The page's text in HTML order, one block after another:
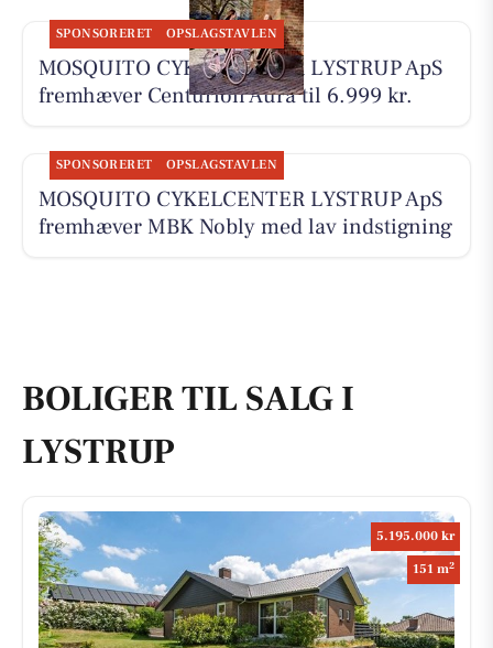
SPONSORERET OPSLAGSTAVLEN
MOSQUITO CYKELCENTER LYSTRUP ApS
fremhæver Centurion Aura til 6.999 kr.
SPONSORERET OPSLAGSTAVLEN
MOSQUITO CYKELCENTER LYSTRUP ApS
fremhæver MBK Nobly med lav indstigning
BOLIGER TIL SALG I
LYSTRUP
5.195.000 kr
151 m2